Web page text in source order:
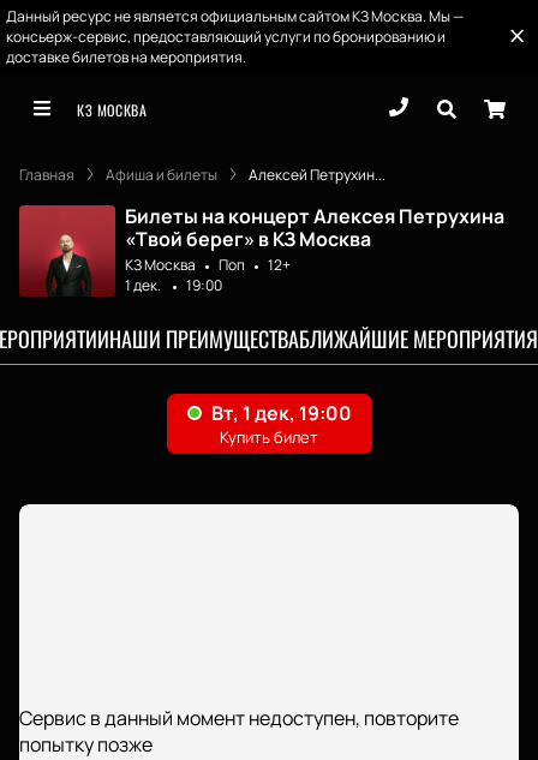
Данный ресурс не является официальным сайтом КЗ Москва. Мы —
консьерж-сервис, предоставляющий услуги по бронированию и
доставке билетов на мероприятия.
КЗ МОСКВА
Главная Афиша и билеты Алексей Петрухин...
Билеты на концерт Алексея Петрухина
«Твой берег» в КЗ Москва
КЗ Москва Поп
12+
1 дек.
19:00
НАШИ ПРЕИМУЩЕСТВАБЛИЖАЙШИЕ МЕРОПРИЯТИЯ
Сервис в данный момент недоступен, повторите
попытку позже